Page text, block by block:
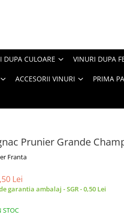
DUPA CULOARE VINURI DUPA
ACCESORII VINURI PRIMA
Prunier Grande
Franta
Lei
garantia ambalaj - SGR - 0,50 Lei
STOC